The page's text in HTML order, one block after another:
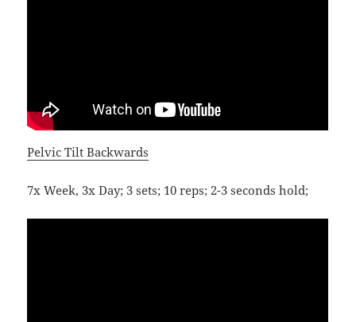
Pelvic Tilt Backwards
7x Week, 3x Day; 3 sets; 10 reps; 2-3 seconds hold;